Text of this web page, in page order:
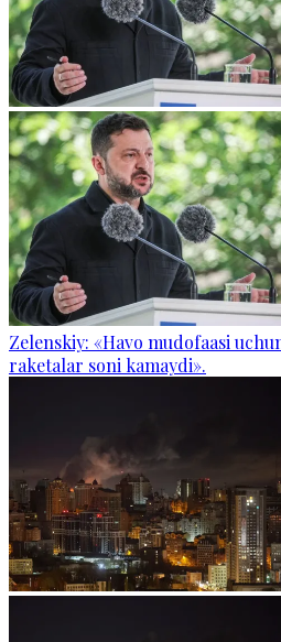
Zelenskiy: «Havo mudofaasi
raketalar soni kamaydi».